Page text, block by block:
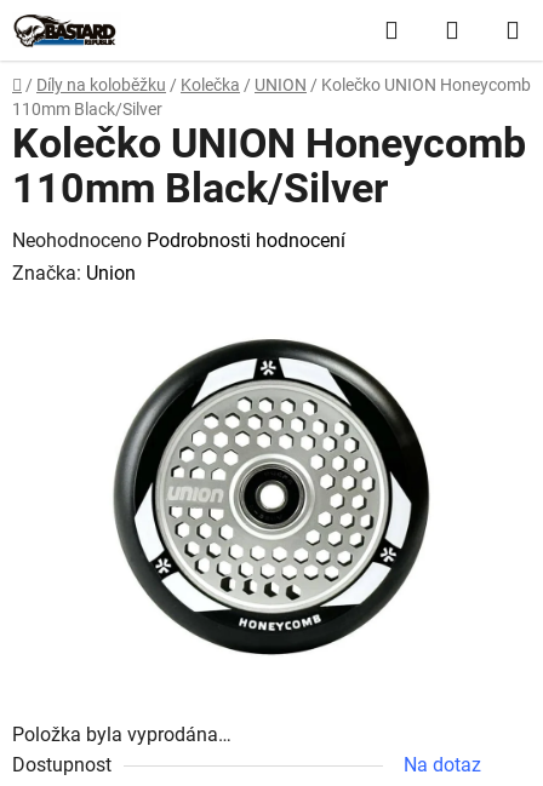
Přejít
na
obsah
Hledat
KOŠÍK
Domů
/ Díly na koloběžku / Kolečka / UNION / Kolečko UNION Honeycomb
110mm Black/Silver
Položka byla vyprodána…
Dostupnost
Na dotaz
Kolečko UNION Honeycomb
110mm Black/Silver
Průměrné
hodnocení
Neohodnoceno Podrobnosti hodnocení
Značka: Union